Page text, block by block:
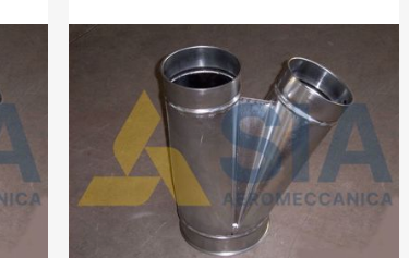
Raddrizzatore di flusso
Serrande di chiusura a comando automatico
Serrande di chiusura a comando Manuale
Spia Prelievi
Terminale ACA